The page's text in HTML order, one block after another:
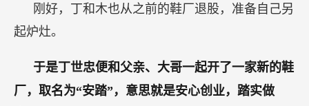
刚好，丁和木也从之前的鞋厂退股，准备自己另
起炉灶。
于是丁世忠便和父亲、大哥一起开了一家新的鞋
厂，取名为“安踏”，意思就是安心创业，踏实做